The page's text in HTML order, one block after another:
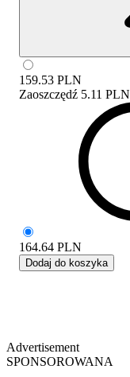
159.53 PLN
Zaoszczędź 5.11 PLN
164.64 PLN
Dodaj do koszyka
Advertisement
SPONSOROWANA